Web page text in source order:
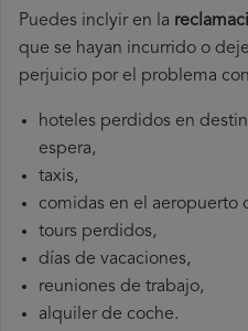
Puedes inclyir en la
que se hayan incurrido o
perjuicio por el problema
hoteles perdidos en
espera,
taxis,
comidas en el aeropuerto
tours perdidos,
días de vacaciones,
reuniones de trabajo,
alquiler de coche.